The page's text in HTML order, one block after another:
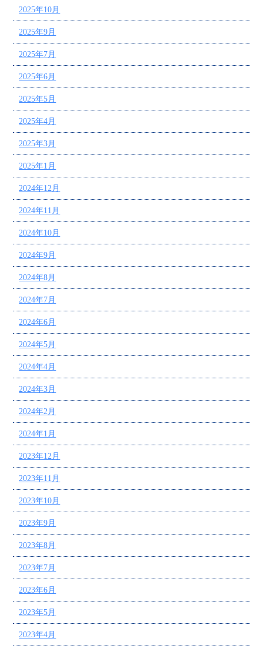
2025年10月
2025年9月
2025年7月
2025年6月
2025年5月
2025年4月
2025年3月
2025年1月
2024年12月
2024年11月
2024年10月
2024年9月
2024年8月
2024年7月
2024年6月
2024年5月
2024年4月
2024年3月
2024年2月
2024年1月
2023年12月
2023年11月
2023年10月
2023年9月
2023年8月
2023年7月
2023年6月
2023年5月
2023年4月